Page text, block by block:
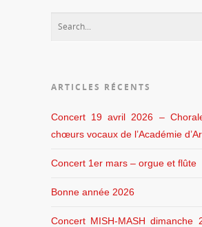
ARTICLES RÉCENTS
Concert 19 avril 2026 –
chœurs vocaux de l’Académie
Concert 1er mars – orgue et flûte
Bonne année 2026
Concert MISH-MASH dimanche